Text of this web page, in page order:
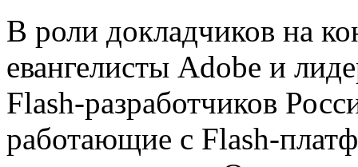
В роли докладчиков на
евангелисты Adobe и
Flash-разработчиков
работающие с Flash-